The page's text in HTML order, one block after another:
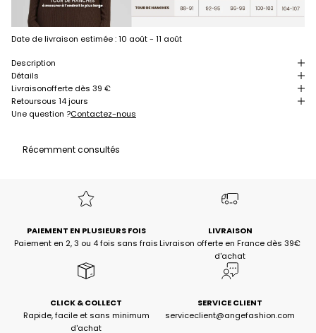
Date de livraison estimée :10 août - 11 août
Description
Détails
Livraisonofferte dès 39 €
Retoursous 14 jours
Une question ?Contactez-nous
Récemment consultés
PAIEMENT EN PLUSIEURS FOIS
Paiement en 2, 3 ou 4 fois sans frais
LIVRAISON
Livraison offerte en France dès 39€
d'achat
CLICK & COLLECT
Rapide, facile et sans minimum
d'achat
SERVICE CLIENT
serviceclient@angefashion.com